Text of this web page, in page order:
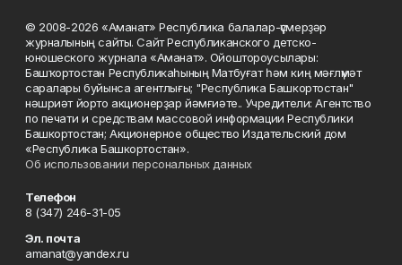
© 2008-2026 «Аманат» Республика балалар-үҫмерҙәр
журналының сайты. Сайт Республиканского детско-
юношеского журнала «Аманат». Ойоштороусылары:
Башҡортостан Республикаһының Матбуғат һәм киң мәғлүмәт
саралары буйынса агентлығы; "Республика Башкортостан"
нәшриәт йорто акционерҙар йәмғиәте.. Учредители: Агентство
по печати и средствам массовой информации Республики
Башкортостан; Акционерное общество Издательский дом
«Республика Башкортостан».
Об использовании персональных данных
Телефон
8 (347) 246-31-05
Эл. почта
amanat@yandex.ru